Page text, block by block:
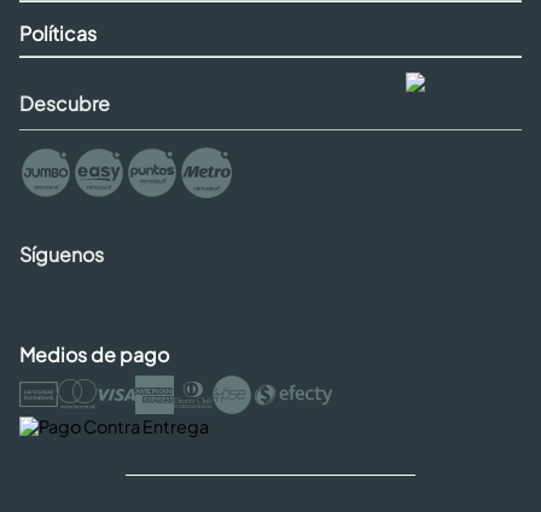
Políticas
Descubre
Síguenos
Medios de pago